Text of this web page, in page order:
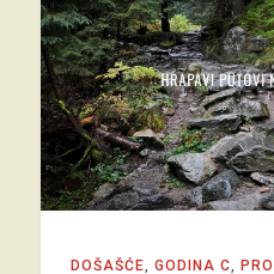
DOŠAŠĆE GODINA C